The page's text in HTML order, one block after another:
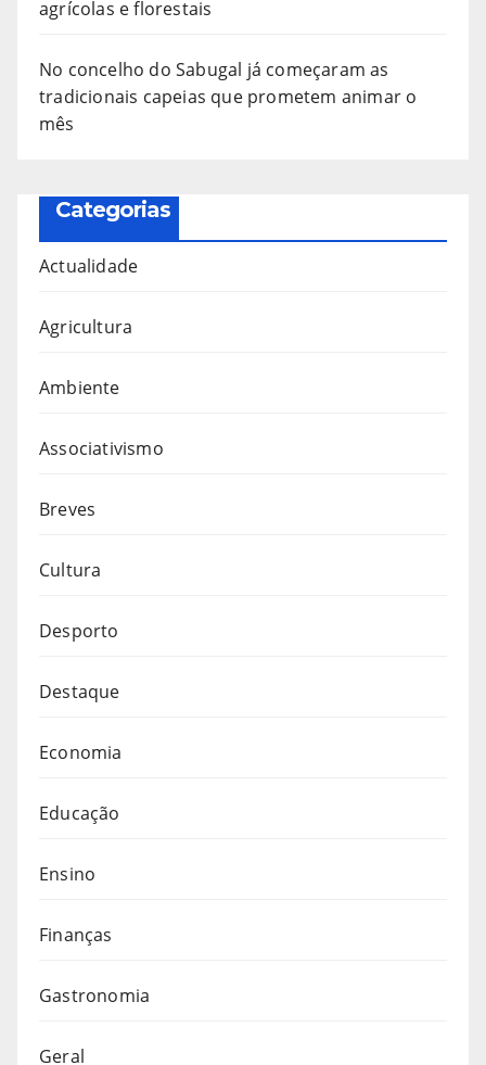
agrícolas e florestais
No concelho do Sabugal já começaram as
tradicionais capeias que prometem animar o
mês
Categorias
Actualidade
Agricultura
Ambiente
Associativismo
Breves
Cultura
Desporto
Destaque
Economia
Educação
Ensino
Finanças
Gastronomia
Geral